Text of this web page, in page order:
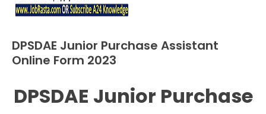
10th
Pass
Apply
DPSDAE Junior Purchase Assistant
Online Form 2023
April
23,
Ankit
Kumar
DPSDAE Junior Purchase